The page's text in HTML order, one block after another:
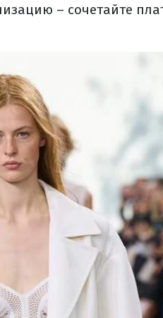
– сочетайте